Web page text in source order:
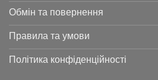
Обмін та повернення
Правила та умови
Політика конфіденційності